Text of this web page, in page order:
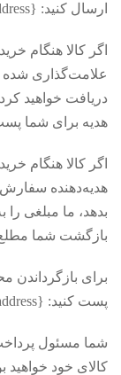
ارسال کنید: {physical address}.
اگر کالا هنگام
علامت‌گذاری شده
دریافت خواهید
هدیه برای شما
اگر کالا هنگام
هدیه‌دهنده سفارش
بدهد، ما مبلغی را
بازگشت شما
برای بازگرداندن
پست کنید: {physical address}.
شما مسئول
کالای خود خواهید